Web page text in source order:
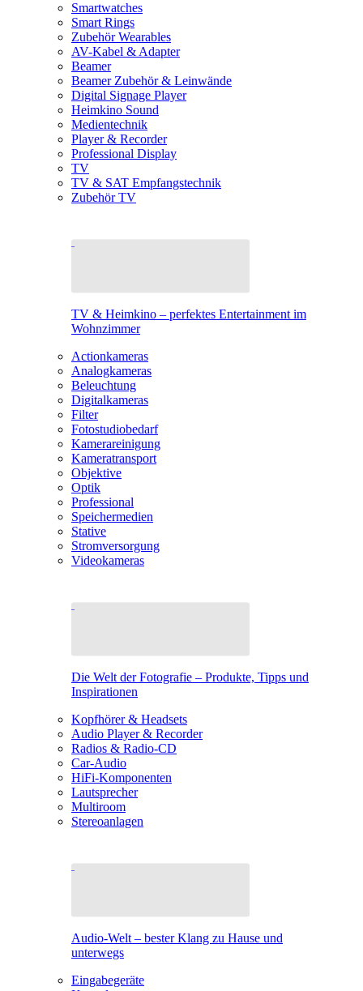
Smartwatches
Smart Rings
Zubehör Wearables
AV-Kabel & Adapter
Beamer
Beamer Zubehör & Leinwände
Digital Signage Player
Heimkino Sound
Medientechnik
Player & Recorder
Professional Display
TV
TV & SAT Empfangstechnik
Zubehör TV
TV & Heimkino – perfektes Entertainment im
Wohnzimmer
Actionkameras
Analogkameras
Beleuchtung
Digitalkameras
Filter
Fotostudiobedarf
Kamerareinigung
Kameratransport
Objektive
Optik
Professional
Speichermedien
Stative
Stromversorgung
Videokameras
Die Welt der Fotografie – Produkte, Tipps und
Inspirationen
Kopfhörer & Headsets
Audio Player & Recorder
Radios & Radio-CD
Car-Audio
HiFi-Komponenten
Lautsprecher
Multiroom
Stereoanlagen
Audio-Welt – bester Klang zu Hause und
unterwegs
Eingabegeräte